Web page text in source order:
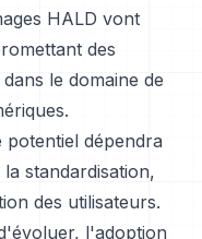
HALD vont
des
le domaine de
potentiel dépendra
standardisation,
des utilisateurs.
l'adoption